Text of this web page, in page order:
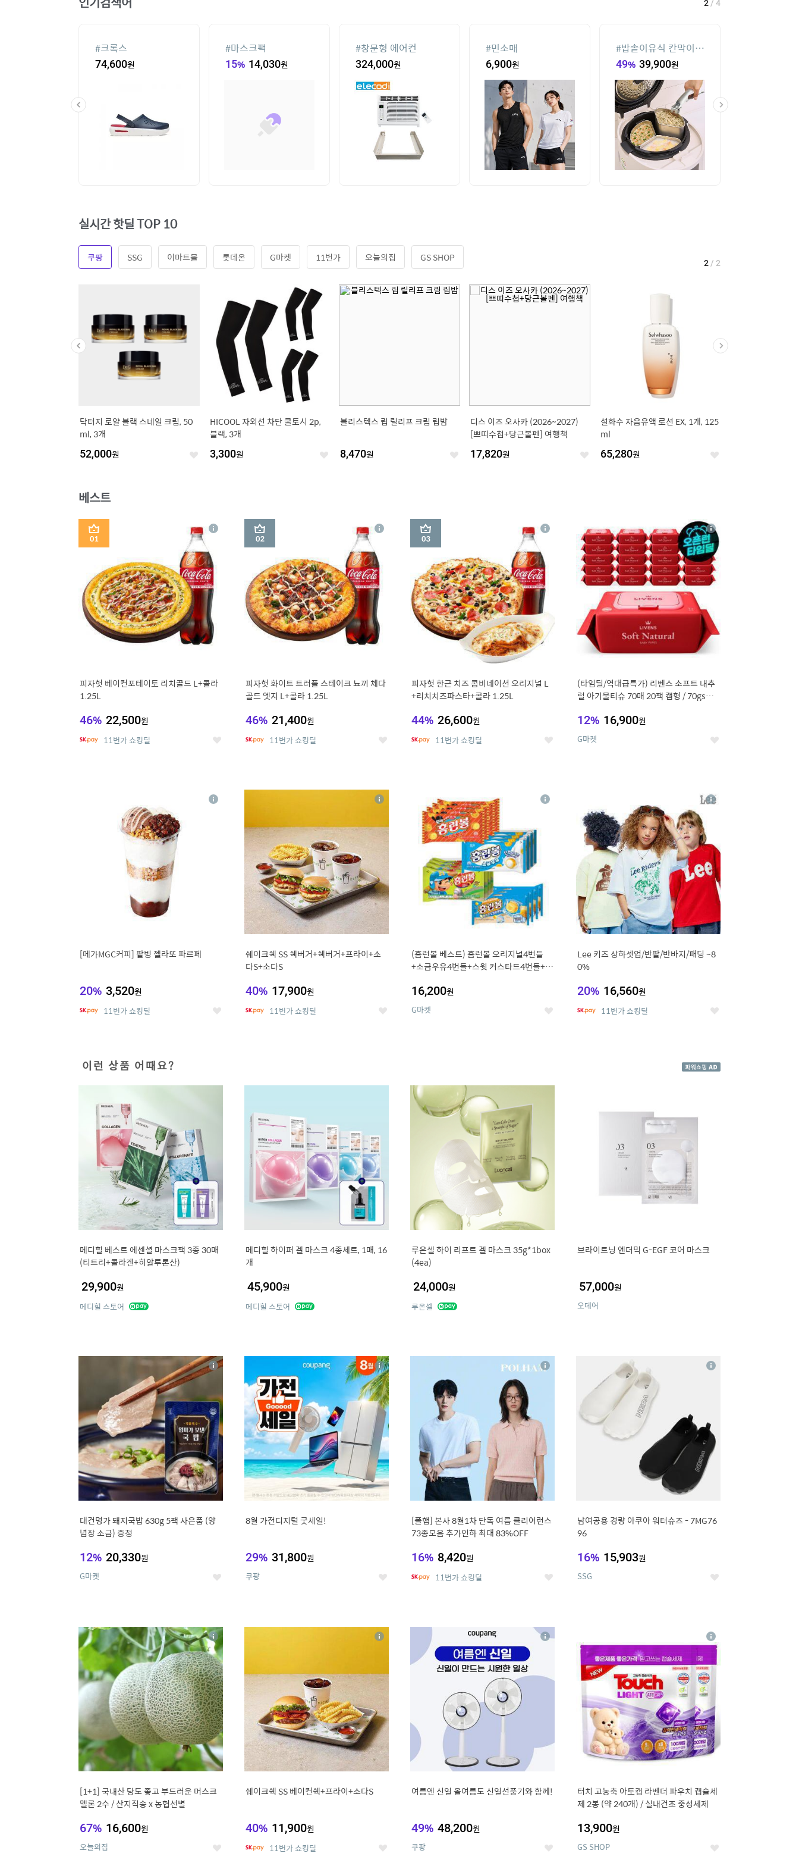
#크록스
74,600원
#마스크팩
15% 14,030원
#창문형 에어컨
324,000원
#민소매
6,900원
#밥솥이유식 칸막이
꿈비
49% 39,900원
2 / 4
실시간 핫딜 TOP 10
쿠팡 SSG 이마트몰 롯데온 G마켓 11번가 오늘의집 GS SHOP
닥터지 로얄 블랙 스네일 크림, 50
ml, 3개
52,000원 좋
HICOOL 자외선 차단 쿨토시 2p,
블랙, 3개
3,300원 좋
블리스텍스 립 릴리프 크림 립밤
8,470원 좋
디스 이즈 오사카 (2026~2027)
[쁘띠수첩+당근볼펜] 여행책
17,820원 좋
설화수 자음유액 로션 EX, 1개, 125
ml
65,280원 좋
2 / 2
베스트
1
피자헛 베이컨포테이토 리치골드 L+콜라
1.25L
46% 22,500원
11번가 쇼킹딜 좋
상
2
피자헛 화이트 트러플 스테이크 뇨끼 체다
골드 엣지 L+콜라 1.25L
46% 21,400원
11번가 쇼킹딜 좋
상
3
피자헛 한근 치즈 콤비네이션 오리지널 L
+리치치즈파스타+콜라 1.25L
44% 26,600원
11번가 쇼킹딜 좋
상
(타임딜/역대급특가) 리벤스 소프트 내추
럴 아기물티슈 70매 20팩 캡형 / 70gsm
12% 16,900원
G마켓 좋
상
세
[메가MGC커피] 팥빙 젤라또 파르페
20% 3,520원
11번가 쇼킹딜 좋
상
6
쉐이크쉑 SS 쉑버거+쉑버거+프라이+소
다S+소다S
40% 17,900원
11번가 쇼킹딜 좋
상
(홈런볼 베스트) 홈런볼 오리지널4번들
+소금우유4번들+스윗 커스타드4번들+옥
16,200원
G마켓 좋
상
Lee 키즈 상하셋업/반팔/반바지/패딩 ~8
0%
20% 16,560원
11번가 쇼킹딜 좋
상
이런 상품 어때요?
메디힐 베스트 에센셜 마스크팩 3종 30매
(티트리+콜라겐+히알루론산)
29,900원
메디힐 스토어
메디힐 하이퍼 겔 마스크 4종세트, 1매, 16
개
45,900원
메디힐 스토어
루온셀 하이 리프트 겔 마스크 35g*1box
(4ea)
24,000원
루온셀
브라이트닝 엔더믹 G-EGF 코어 마스크
57,000원
오데어
9
대건명가 돼지국밥 630g 5팩 사은품 (양
념장 소금) 증정
12% 20,330원
G마켓 좋
상
10
8월 가전디지털 굿세일!
29% 31,800원
쿠팡 좋
상
세
11
[폴햄] 본사 8월1차 단독 여름 클리어런스
73종모음 추가인하 최대 83%OFF
16% 8,420원
11번가 쇼킹딜 좋
상
남여공용 경량 아쿠아 워터슈즈 - 7MG76
96
16% 15,903원
SSG 좋
상
13
[1+1] 국내산 당도 좋고 부드러운 머스크
멜론 2수 / 산지직송 x 농협선별
67% 16,600원
오늘의집 좋
상
세
14
쉐이크쉑 SS 베이컨쉑+프라이+소다S
40% 11,900원
11번가 쇼킹딜 좋
상
15
여름엔 신일 올여름도 신일선풍기와 함께!
49% 48,200원
쿠팡 좋
상
터치 고농축 아토캡 라벤더 파우치 캡슐세
제 2봉 (약 240개) / 실내건조 중성세제
13,900원
GS SHOP 좋
상
세